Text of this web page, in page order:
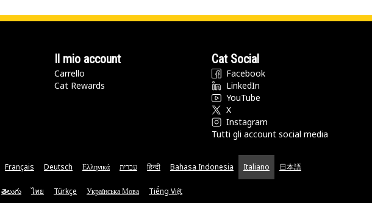
Il mio account
Carrello
Cat Rewards
Cat Social
Facebook
LinkedIn
YouTube
X
Instagram
Tutti gli account social media
Français Deutsch Ελληνικά עברית हिन्दी Bahasa Indonesia Italiano 日本語
తెలుగు ไทย Türkçe Українська Мова Tiếng Việt